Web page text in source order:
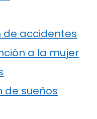
de accidentes
a la mujer
de sueños